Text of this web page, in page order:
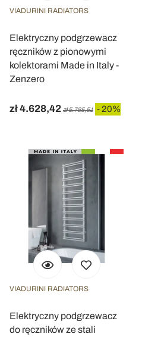
VIADURINI RADIATORS
Elektryczny podgrzewacz
ręczników z pionowymi
kolektorami Made in Italy -
Zenzero
zł 4.628,42 zł 5.785,51 - 20%
VIADURINI RADIATORS
Elektryczny podgrzewacz
do ręczników ze stali